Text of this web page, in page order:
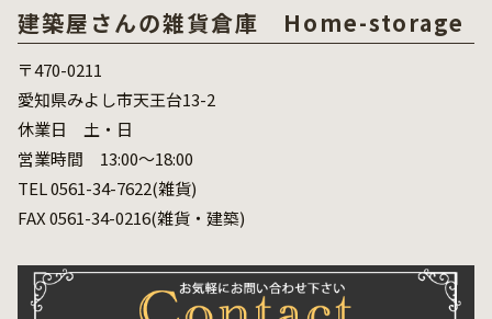
建築屋さんの雑貨倉庫 Home-storage
〒470-0211
愛知県みよし市天王台13-2
休業日 土・日
営業時間 13:00～18:00
TEL 0561-34-7622(雑貨)
FAX 0561-34-0216(雑貨・建築)